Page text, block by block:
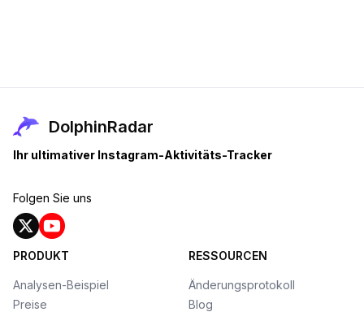
DolphinRadar
Ihr ultimativer Instagram-Aktivitäts-Tracker
Folgen Sie uns
PRODUKT
Analysen-Beispiel
Preise
RESSOURCEN
Änderungsprotokoll
Blog